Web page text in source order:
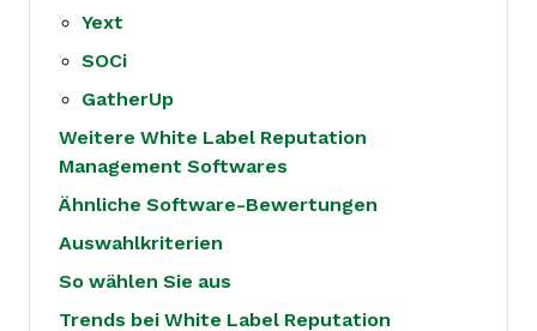
Yext
SOCi
GatherUp
Weitere White Label Reputation
Management Softwares
Ähnliche Software-Bewertungen
Auswahlkriterien
So wählen Sie aus
Trends bei White Label Reputation